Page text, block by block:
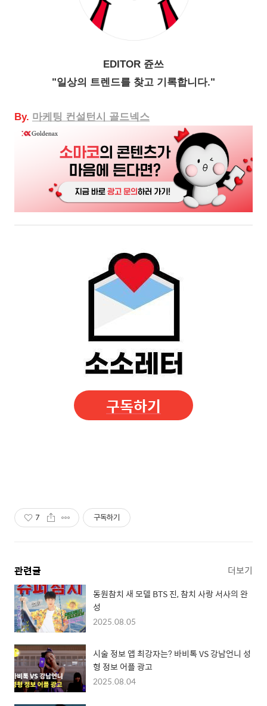
EDITOR 쥰쓰
"일상의 트렌드를 찾고 기록합니다."
By. 마케팅 컨설턴시 골드넥스
구독하기
7 구독하기
관련글 더보기
동원참치 새 모델 BTS 진, 참치 사랑 서사의 완
성
2025.08.05
시술 정보 앱 최강자는? 바비톡 VS 강남언니 성
형 정보 어플 광고
2025.08.04